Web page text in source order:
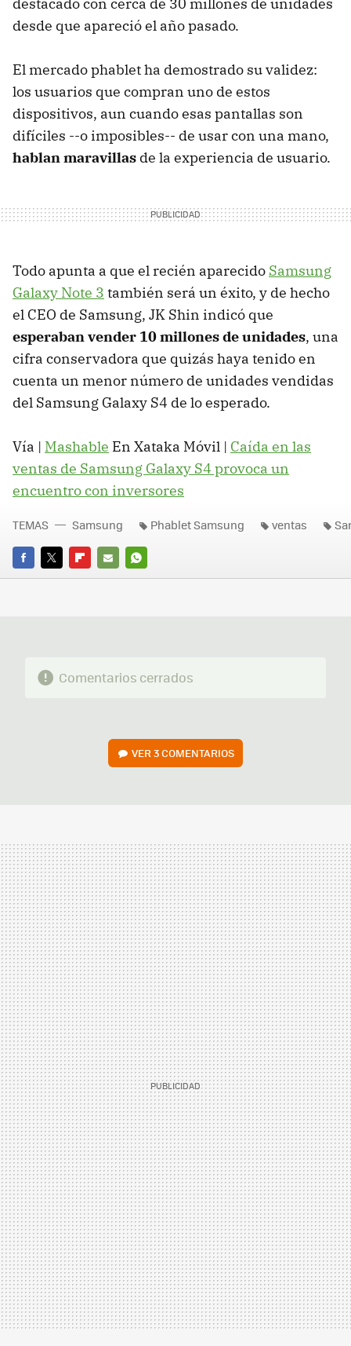
desde que apareció el año pasado.
El mercado phablet ha demostrado su validez:
los usuarios que compran uno de estos
dispositivos, aun cuando esas pantallas son
difíciles --o imposibles-- de usar con una mano,
hablan maravillas de la experiencia de usuario.
Todo apunta a que el recién aparecido Samsung
Galaxy Note 3 también será un éxito, y de hecho
el CEO de Samsung, JK Shin indicó que
esperaban vender 10 millones de unidades, una
cifra conservadora que quizás haya tenido en
cuenta un menor número de unidades vendidas
del Samsung Galaxy S4 de lo esperado.
Vía | Mashable En Xataka Móvil | Caída en las
ventas de Samsung Galaxy S4 provoca un
encuentro con inversores
FACEBOOK
TWITTERFLIPBOARD
E-
WHATSAPP
TEMAS Samsung Phablet Samsung ventas
Comentarios cerrados
VER3 COMENTARIOS